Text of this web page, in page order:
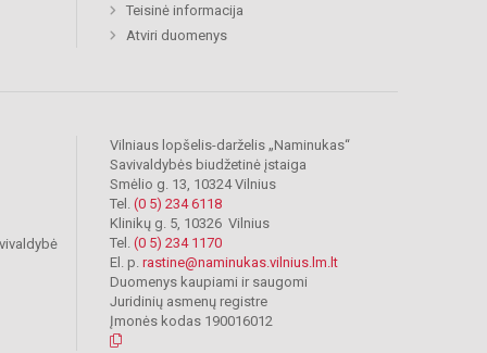
Teisinė informacija
Atviri duomenys
Vilniaus lopšelis-darželis „Naminukas“
Savivaldybės biudžetinė įstaiga
Smėlio g. 13, 10324 Vilnius
Tel. (0 5) 234 6118
Klinikų g. 5, 10326 Vilnius
Tel. (0 5) 234 1170
El. p. rastine@naminukas.vilnius.lm.lt
Duomenys kaupiami ir saugomi
Juridinių asmenų registre
Įmonės kodas 190016012